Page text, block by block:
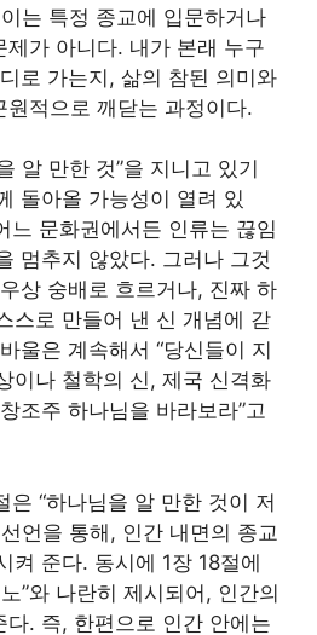
는 특정 종교에 입문하거나
가 아니다. 내가 본래 누구
로 가는지, 삶의 참된 의미와
원적으로 깨닫는 과정이다.
알 만한 것”을 지니고 있기
돌아올 가능성이 열려 있
느 문화권에서든 인류는 끊임
멈추지 않았다. 그러나 그것
상 숭배로 흐르거나, 진짜 하
스로 만들어 낸 신 개념에 갇
울은 계속해서 “당신들이 지
이나 철학의 신, 제국 신격화
조주 하나님을 바라보라”고
은 “하나님을 알 만한 것이 저
언을 통해, 인간 내면의 종교
켜 준다. 동시에 1장 18절에
”와 나란히 제시되어, 인간의
다. 즉, 한편으로 인간 안에는